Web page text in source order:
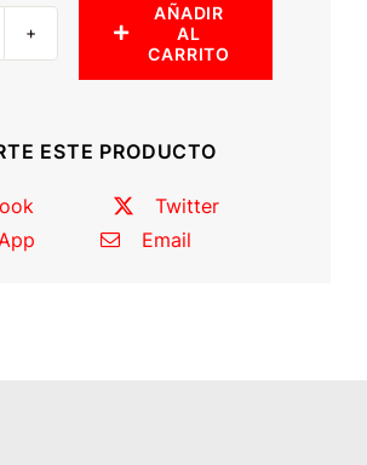
AÑADIR
AL
CARRITO
ESTE PRODUCTO
Twitter
Email